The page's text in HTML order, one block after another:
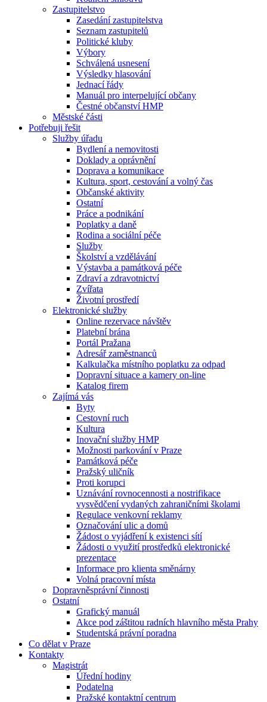
Zastupitelstvo
Zasedání zastupitelstva
Seznam zastupitelů
Politické kluby
Výbory
Schválená usnesení
Výsledky hlasování
Jednací řády
Manuál pro interpelující občany
Čestné občanství HMP
Městské části
Potřebuji řešit
Služby úřadu
Bydlení a nemovitosti
Doklady a oprávnění
Doprava a komunikace
Kultura, sport, cestování a volný čas
Občanské aktivity
Ostatní
Práce a podnikání
Poplatky a daně
Rodina a sociální péče
Služby
Školství a vzdělávání
Výstavba a památková péče
Zdraví a zdravotnictví
Zvířata
Životní prostředí
Elektronické služby
Online rezervace návštěv
Platební brána
Portál Pražana
Adresář zaměstnanců
Kalkulačka místního poplatku za odpad
Dopravní situace a kamery on-line
Katalog firem
Zajímá vás
Byty
Cestovní ruch
Kultura
Inovační služby HMP
Možnosti parkování v Praze
Památková péče
Pražský uličník
Proti korupci
Uznávání rovnocennosti a nostrifikace
vysvědčení vydaných zahraničními školami
Regulace venkovní reklamy
Označování ulic a domů
Žádost o vyjádření k existenci sítí
Žádosti o využití prostředků elektronické
prezentace
Informace pro klienta směnárny
Volná pracovní místa
Dopravněsprávní činnosti
Ostatní
Grafický manuál
Akce pod záštitou radních hlavního města Prahy
Studentská právní poradna
Co dělat v Praze
Kontakty
Magistrát
Úřední hodiny
Podatelna
Pražské kontaktní centrum